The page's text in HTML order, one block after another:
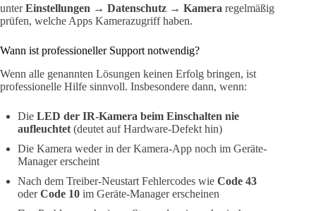
unterEinstellungen → Datenschutz → Kamera regelmäßig
prüfen, welche Apps Kamerazugriff haben.
Wann ist professioneller Support notwendig?
Wenn alle genannten Lösungen keinen Erfolg bringen, ist
professionelle Hilfe sinnvoll. Insbesondere dann, wenn:
Die LED der IR-Kamera beim Einschalten nie
aufleuchtet (deutet auf Hardware-Defekt hin)
Die Kamera weder in der Kamera-App noch im Geräte-
Manager erscheint
Nach dem Treiber-Neustart Fehlercodes wie Code 43
oderCode 10 im Geräte-Manager erscheinen